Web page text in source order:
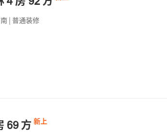
南 | 普通装修
 方 新上